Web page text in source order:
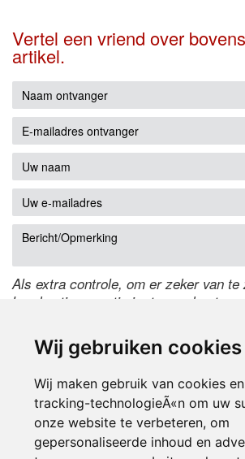
Wij gebruiken cookies
Wij maken gebruik van cookies
tracking-technologieÃ«n om uw
onze website te verbeteren, om
gepersonaliseerde inhoud en
Vertel een vriend over
artikel.
Als extra controle, om er zeker van te
handmatige reactie is, typ
de code te wijzigen.